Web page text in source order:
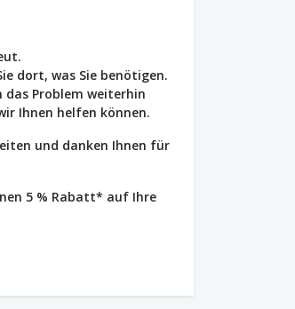
dort, was Sie benötigen.
das Problem weiterhin
Ihnen helfen können.
und danken Ihnen für
5 % Rabatt* auf Ihre